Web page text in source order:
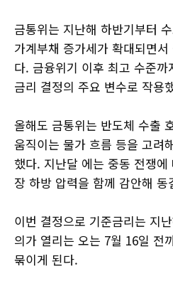
금통위는 지난해 하반기부터
가계부채 증가세가 확대되면
다. 금융위기 이후 최고 수준까
금리 결정의 주요 변수로 작용
올해도 금통위는 반도체 수출
움직이는 물가 흐름 등을 고려
했다. 지난달 에는 중동 전쟁
장 하방 압력을 함께 감안해
이번 결정으로 기준금리는 지
의가 열리는 오는 7월 16일 전
묶이게 된다.